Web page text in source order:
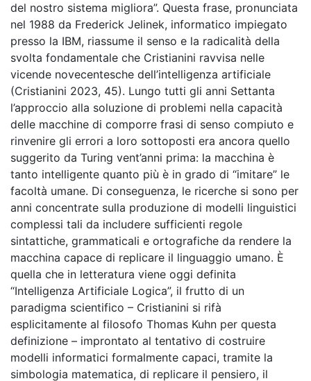
del nostro sistema migliora”. Questa frase, pronunciata
nel 1988 da Frederick Jelinek, informatico impiegato
presso la IBM, riassume il senso e la radicalità della
svolta fondamentale che Cristianini ravvisa nelle
vicende novecentesche dell’intelligenza artificiale
(Cristianini 2023, 45). Lungo tutti gli anni Settanta
l’approccio alla soluzione di problemi nella capacità
delle macchine di comporre frasi di senso compiuto e
rinvenire gli errori a loro sottoposti era ancora quello
suggerito da Turing vent’anni prima: la macchina è
tanto intelligente quanto più è in grado di “imitare” le
facoltà umane. Di conseguenza, le ricerche si sono per
anni concentrate sulla produzione di modelli linguistici
complessi tali da includere sufficienti regole
sintattiche, grammaticali e ortografiche da rendere la
macchina capace di replicare il linguaggio umano. È
quella che in letteratura viene oggi definita
“Intelligenza Artificiale Logica”, il frutto di un
paradigma scientifico – Cristianini si rifà
esplicitamente al filosofo Thomas Kuhn per questa
definizione – improntato al tentativo di costruire
modelli informatici formalmente capaci, tramite la
simbologia matematica, di replicare il pensiero, il